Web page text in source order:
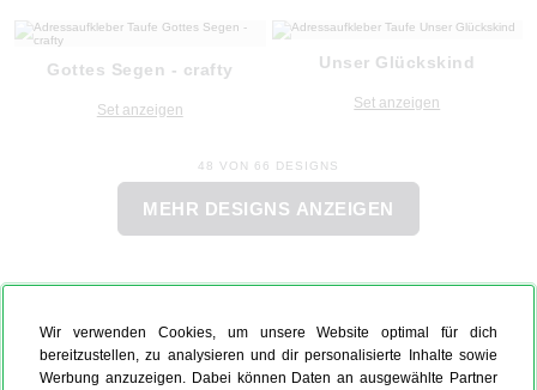
Wir verwenden Cookies, um unsere Website optimal für dich
bereitzustellen, zu analysieren und dir personalisierte Inhalte sowie
Werbung anzuzeigen. Dabei können Daten an ausgewählte Partner
Gottes Segen - crafty
Set anzeigen
Unser Glückskind
Set anzeigen
48 VON 66 DESIGNS
MEHR DESIGNS ANZEIGEN